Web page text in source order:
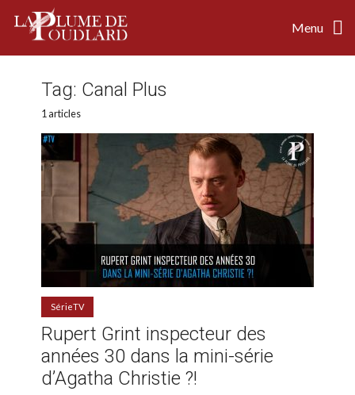
Menu
Tag: Canal Plus
1 articles
SérieTV
Rupert Grint inspecteur des
années 30 dans la mini-série
d’Agatha Christie ?!